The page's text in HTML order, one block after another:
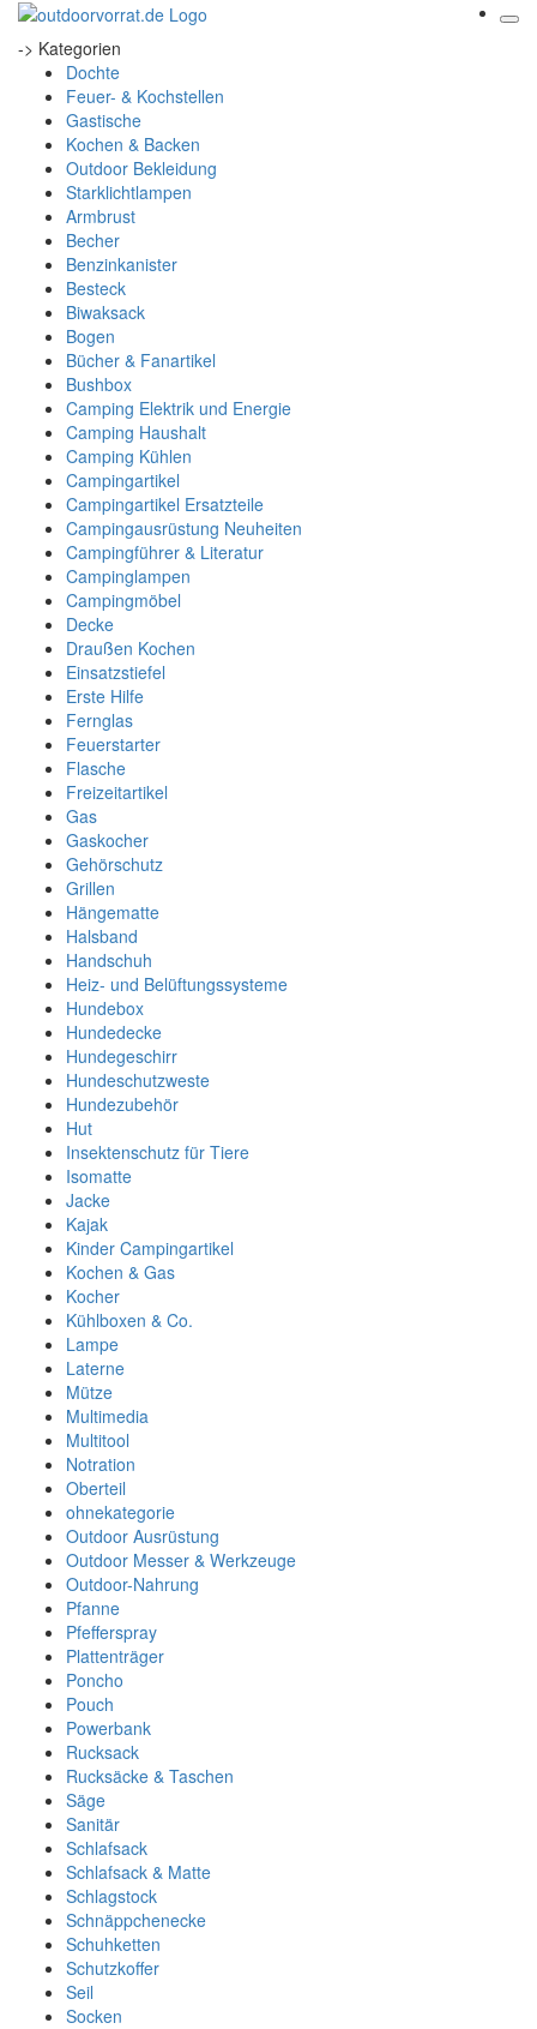
-> Kategorien
Dochte
Feuer- & Kochstellen
Gastische
Kochen & Backen
Outdoor Bekleidung
Starklichtlampen
Armbrust
Becher
Benzinkanister
Besteck
Biwaksack
Bogen
Bücher & Fanartikel
Bushbox
Camping Elektrik und Energie
Camping Haushalt
Camping Kühlen
Campingartikel
Campingartikel Ersatzteile
Campingausrüstung Neuheiten
Campingführer & Literatur
Campinglampen
Campingmöbel
Decke
Draußen Kochen
Einsatzstiefel
Erste Hilfe
Fernglas
Feuerstarter
Flasche
Freizeitartikel
Gas
Gaskocher
Gehörschutz
Grillen
Hängematte
Halsband
Handschuh
Heiz- und Belüftungssysteme
Hundebox
Hundedecke
Hundegeschirr
Hundeschutzweste
Hundezubehör
Hut
Insektenschutz für Tiere
Isomatte
Jacke
Kajak
Kinder Campingartikel
Kochen & Gas
Kocher
Kühlboxen & Co.
Lampe
Laterne
Mütze
Multimedia
Multitool
Notration
Oberteil
ohnekategorie
Outdoor Ausrüstung
Outdoor Messer & Werkzeuge
Outdoor-Nahrung
Pfanne
Pfefferspray
Plattenträger
Poncho
Pouch
Powerbank
Rucksack
Rucksäcke & Taschen
Säge
Sanitär
Schlafsack
Schlafsack & Matte
Schlagstock
Schnäppchenecke
Schuhketten
Schutzkoffer
Seil
Socken